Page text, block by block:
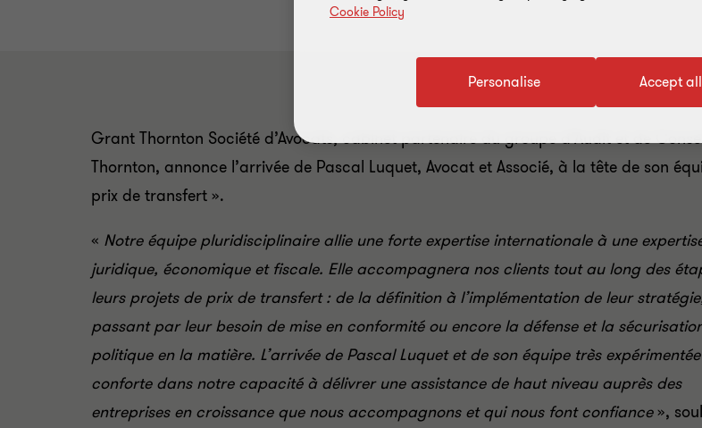
Grant Thornton Société d’Avocats, cabinet partenaire du groupe d’Audit et de
Thornton, annonce l’arrivée de Pascal Luquet, Avocat et Associé, à la tête de son
prix de transfert ».
« Notre équipe pluridisciplinaire allie une forte expertise internationale à une
juridique, économique et fiscale. Elle accompagnera nos clients tout au long des
leurs projets de prix de transfert : de la définition à l’implémentation de leur
passant par leur besoin de mise en conformité ou encore la défense et la
politique en la matière. L’arrivée de Pascal Luquet et de son équipe très
conforte dans notre capacité à délivrer une assistance de haut niveau auprès des
entreprises en croissance que nous accompagnons et qui nous font confiance»,
Cookie Policy
Accept
Personalise